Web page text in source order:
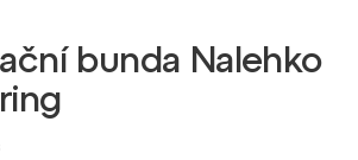
bunda Nalehko